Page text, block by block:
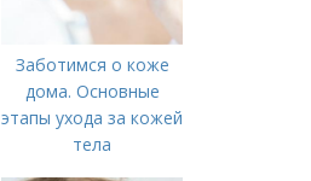
Заботимся о коже
дома. Основные
этапы ухода за кожей
тела